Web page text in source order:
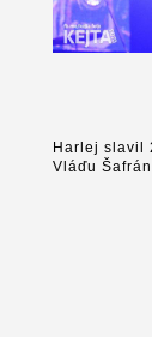
Harlej slavil
Vláďu